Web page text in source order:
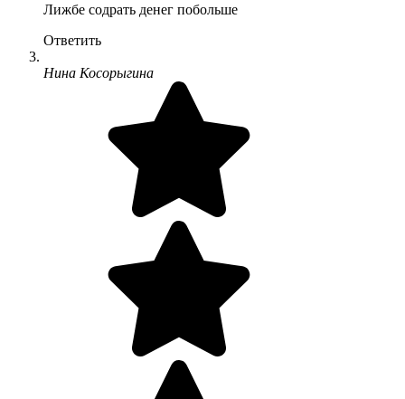
Лижбе содрать денег побольше
Ответить
Нина Косорыгина